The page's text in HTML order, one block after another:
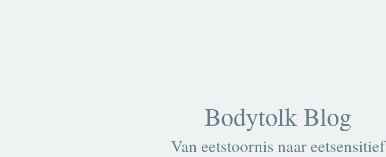
Bodytolk Blog
Van eetstoornis naar eetsensitief